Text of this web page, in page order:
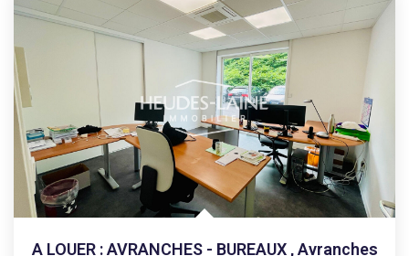
EXTRANET
A LOUER : AVRANCHES - BUREAUX ,Avranches